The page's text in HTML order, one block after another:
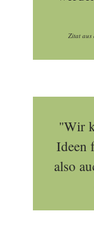
Zitat aus
"Wir
Ideen
also